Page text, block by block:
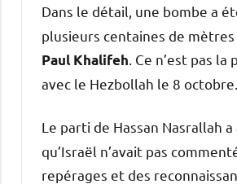
Dans le détail, une bombe a
plusieurs centaines de
Paul Khalifeh . Ce n’est pas
avec le Hezbollah le 8 octobre.
Le parti de Hassan Nasrallah a
qu’Israël n’avait pas
repérages et des